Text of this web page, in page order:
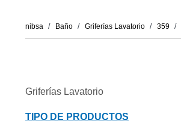
nibsa Baño Griferías Lavatorio 359
Griferías Lavatorio
TIPO DE PRODUCTOS